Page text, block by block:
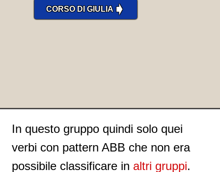
CORSO DI GIULIA➧
In questo gruppo quindi solo quei
verbi con pattern ABB che non era
possibile classificare in altri gruppi.